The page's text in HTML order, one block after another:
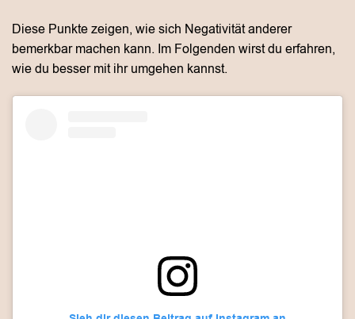
Diese Punkte zeigen, wie sich Negativität anderer
bemerkbar machen kann. Im Folgenden wirst du erfahren,
wie du besser mit ihr umgehen kannst.